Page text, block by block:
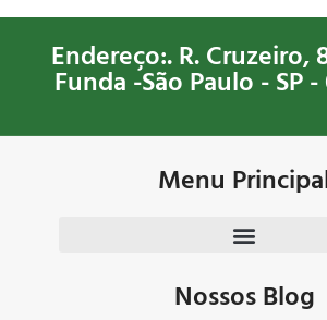
Endereço:. R. Cruzeiro,
Funda -São Paulo - SP -
Menu
Nossos Blog